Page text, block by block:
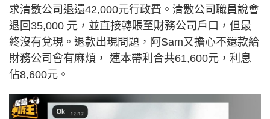
求清數公司退還42,000元行政費。清數公司職員說會
退回35,000 元，並直接轉賬至財務公司戶口，但最
終沒有兌現。退款出現問題，阿Sam又擔心不還款給
財務公司會有麻煩， 連本帶利合共61,600元，利息
佔8,600元。